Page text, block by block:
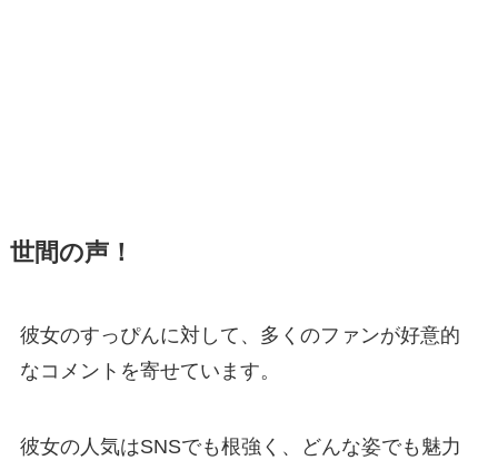
世間の声！
彼女のすっぴんに対して、多くのファンが好意的
なコメントを寄せています。
彼女の人気はSNSでも根強く、どんな姿でも魅力